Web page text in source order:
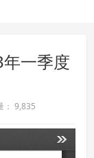
一季度
： 9,835